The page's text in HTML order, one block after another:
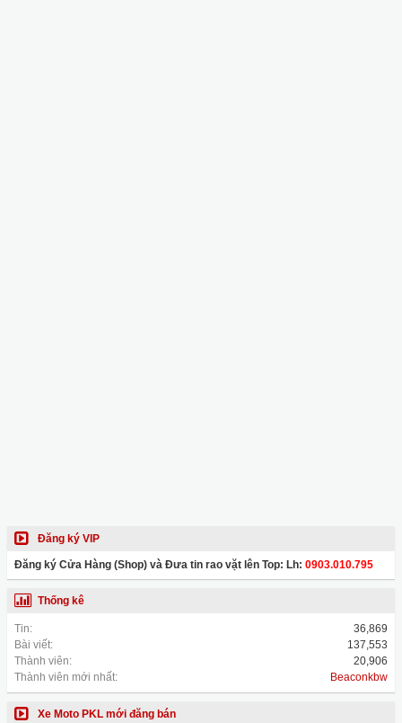
Đăng ký VIP
Đăng ký Cửa Hàng (Shop) và Đưa tin rao vặt lên Top: Lh: 0903.010.795
Thống kê
Tin:
36,869
Bài viết:
137,553
Thành viên:
20,906
Thành viên mới nhất:
Beaconkbw
Xe Moto PKL mới đăng bán